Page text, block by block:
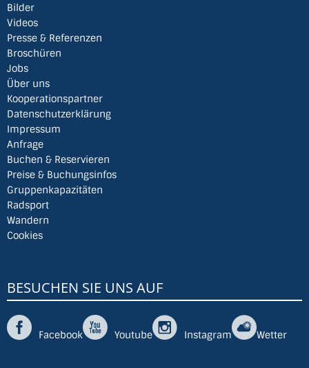
Bilder
Videos
Presse & Referenzen
Broschüren
Jobs
Über uns
Kooperationspartner
Datenschutzerklärung
Impressum
Anfrage
Buchen & Reservieren
Preise & Buchungsinfos
Gruppenkapazitäten
Radsport
Wandern
Cookies
BESUCHEN SIE UNS AUF
Facebook Youtube Instagram Wetter